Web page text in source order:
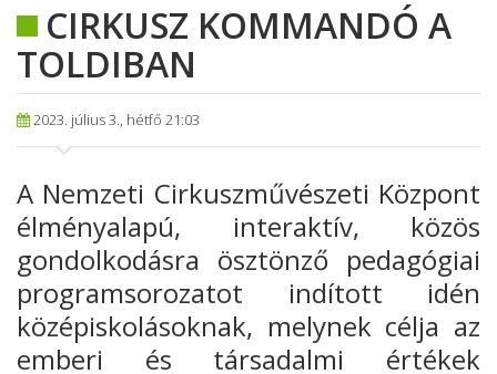
CIRKUSZ KOMMANDÓ A
TOLDIBAN
2023. július 3., hétfő 21:03
A Nemzeti Cirkuszművészeti Központ
élményalapú, interaktív, közös
gondolkodásra ösztönző pedagógiai
programsorozatot indított idén
középiskolásoknak, melynek célja az
emberi és társadalmi értékek